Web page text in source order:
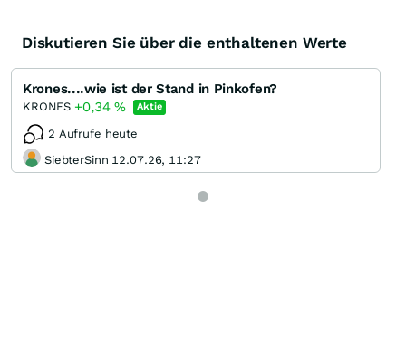
Diskutieren Sie über die enthaltenen Werte
Krones....wie ist der Stand in Pinkofen?
KRONES +0,34% Aktie
2 Aufrufe heute
SiebterSinn 12.07.26, 11:27